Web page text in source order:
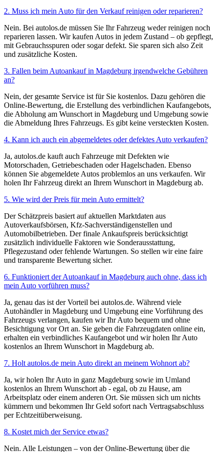
2. Muss ich mein Auto für den Verkauf reinigen oder reparieren?
Nein. Bei autolos.de müssen Sie Ihr Fahrzeug weder reinigen noch
reparieren lassen. Wir kaufen Autos in jedem Zustand – ob gepflegt,
mit Gebrauchsspuren oder sogar defekt. Sie sparen sich also Zeit
und zusätzliche Kosten.
3. Fallen beim Autoankauf in Magdeburg irgendwelche Gebühren
an?
Nein, der gesamte Service ist für Sie kostenlos. Dazu gehören die
Online-Bewertung, die Erstellung des verbindlichen Kaufangebots,
die Abholung am Wunschort in Magdeburg und Umgebung sowie
die Abmeldung Ihres Fahrzeugs. Es gibt keine versteckten Kosten.
4. Kann ich auch ein abgemeldetes oder defektes Auto verkaufen?
Ja, autolos.de kauft auch Fahrzeuge mit Defekten wie
Motorschaden, Getriebeschaden oder Hagelschaden. Ebenso
können Sie abgemeldete Autos problemlos an uns verkaufen. Wir
holen Ihr Fahrzeug direkt an Ihrem Wunschort in Magdeburg ab.
5. Wie wird der Preis für mein Auto ermittelt?
Der Schätzpreis basiert auf aktuellen Marktdaten aus
Autoverkaufsbörsen, Kfz-Sachverständigenstellen und
Automobilbetrieben. Der finale Ankaufspreis berücksichtigt
zusätzlich individuelle Faktoren wie Sonderausstattung,
Pflegezustand oder fehlende Wartungen. So stellen wir eine faire
und transparente Bewertung sicher.
6. Funktioniert der Autoankauf in Magdeburg auch ohne, dass ich
mein Auto vorführen muss?
Ja, genau das ist der Vorteil bei autolos.de. Während viele
Autohändler in Magdeburg und Umgebung eine Vorführung des
Fahrzeugs verlangen, kaufen wir Ihr Auto bequem und ohne
Besichtigung vor Ort an. Sie geben die Fahrzeugdaten online ein,
erhalten ein verbindliches Kaufangebot und wir holen Ihr Auto
kostenlos an Ihrem Wunschort in Magdeburg ab.
7. Holt autolos.de mein Auto direkt an meinem Wohnort ab?
Ja, wir holen Ihr Auto in ganz Magdeburg sowie im Umland
kostenlos an Ihrem Wunschort ab - egal, ob zu Hause, am
Arbeitsplatz oder einem anderen Ort. Sie müssen sich um nichts
kümmern und bekommen Ihr Geld sofort nach Vertragsabschluss
per Echtzeitüberweisung.
8. Kostet mich der Service etwas?
Nein. Alle Leistungen – von der Online-Bewertung über die